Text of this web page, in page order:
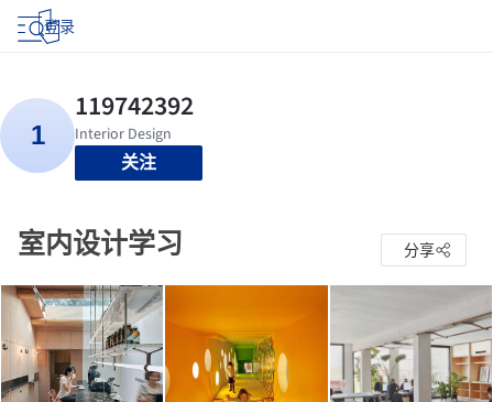
登录
关注
室内设计学习 分享